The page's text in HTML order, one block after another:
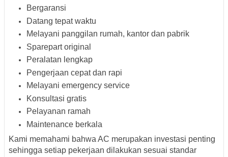
Bergaransi
Datang tepat waktu
Melayani panggilan rumah, kantor dan pabrik
Sparepart original
Peralatan lengkap
Pengerjaan cepat dan rapi
Melayani emergency service
Konsultasi gratis
Pelayanan ramah
Maintenance berkala
Kami memahami bahwa AC merupakan investasi penting
sehingga setiap pekerjaan dilakukan sesuai standar